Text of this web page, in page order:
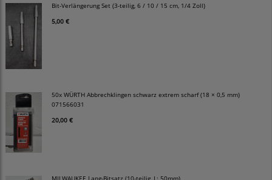
Bit-Verlängerung Set (3-teilig, 6 / 10 / 15 cm, 1/4 Zoll)
5,00 €
50x WÜRTH Abbrechklingen schwarz extrem scharf (18 × 0,5 mm)
071566031
20,00 €
MILWAUKEE Lang-Bitsatz (10-teilig, L: 50mm)